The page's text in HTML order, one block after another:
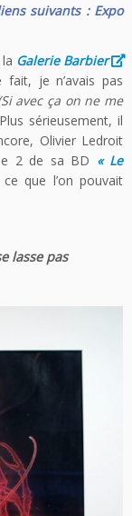
suivants : Expo
Galerie Barbier
je n’avais pas
avec ça on ne me
sérieusement, il
Olivier Ledroit
2 de sa BD « Le
que l’on pouvait
lasse pas